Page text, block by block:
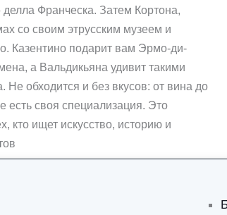
Франческа. Затем Кортона,
со своим этрусским музеем и
Казентино подарит вам Эрмо-ди-
а Вальдикьяна удивит такими
Не обходится и без вкусов: от вина до
есть своя специализация. Это
кто ищет искусство, историю и